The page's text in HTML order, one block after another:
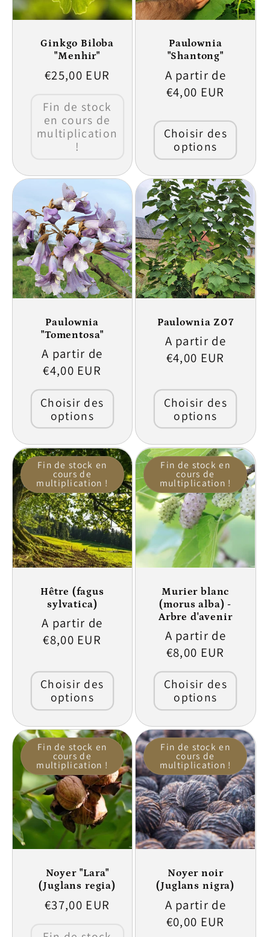
Ginkgo Biloba
"Menhir"
Prix
€25,00 EUR
Fin de stock
en cours de
multiplication
!
Paulownia
"Shantong"
Prix
habituel
A partir de
€4,00 EUR
Choisir des
options
Paulownia
"Tomentosa"
Prix
habituel
A partir de
€4,00 EUR
Choisir des
options
Paulownia Z07
Prix
habituel
A partir de
€4,00 EUR
Choisir des
options
Fin de stock en
cours de
multiplication !
Hêtre (fagus
sylvatica)
Prix
habituel
A partir de
€8,00 EUR
Choisir des
options
Fin de stock en
cours de
multiplication !
Murier blanc
(morus alba) -
Arbre d'avenir
Prix
habituel
A partir de
€8,00 EUR
Choisir des
options
Fin de stock en
cours de
multiplication !
Noyer "Lara"
(Juglans regia)
Prix
€37,00 EUR
Fin de stock en
cours de
multiplication !
Noyer noir
(Juglans nigra)
Prix
habituel
A partir de
€0,00 EUR